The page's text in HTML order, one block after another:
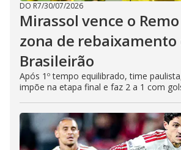
DO R7/30/07/2026
Mirassol vence o
zona de rebaixamento
Brasileirão
Após 1º tempo equilibrado, time
impõe na etapa final e faz 2 a 1 com